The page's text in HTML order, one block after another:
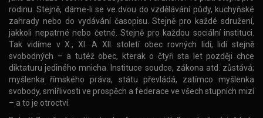
rodinu. Stejně, dáme-li se ve dvou do vzdělávání půdy, kuchyňské
zahrady nebo do vydávání časopisu. Stejně pro každé sdružení,
jakkoli nepatrné nebo četné. Stejně pro každou sociální instituci.
Tak vidíme v X., XI. A XII. století obec rovných lidí, lidí stejně
svobodných – a tutéž obec, kterak o čtyři sta let později chce
diktaturu jediného mnicha. Instituce soudce, zákona atd. zůstává;
myšlenka římského práva, státu převládá, zatímco myšlenka
svobody, smířlivosti ve prospěch a federace ve všech stupních mizí
– a to je otroctví.